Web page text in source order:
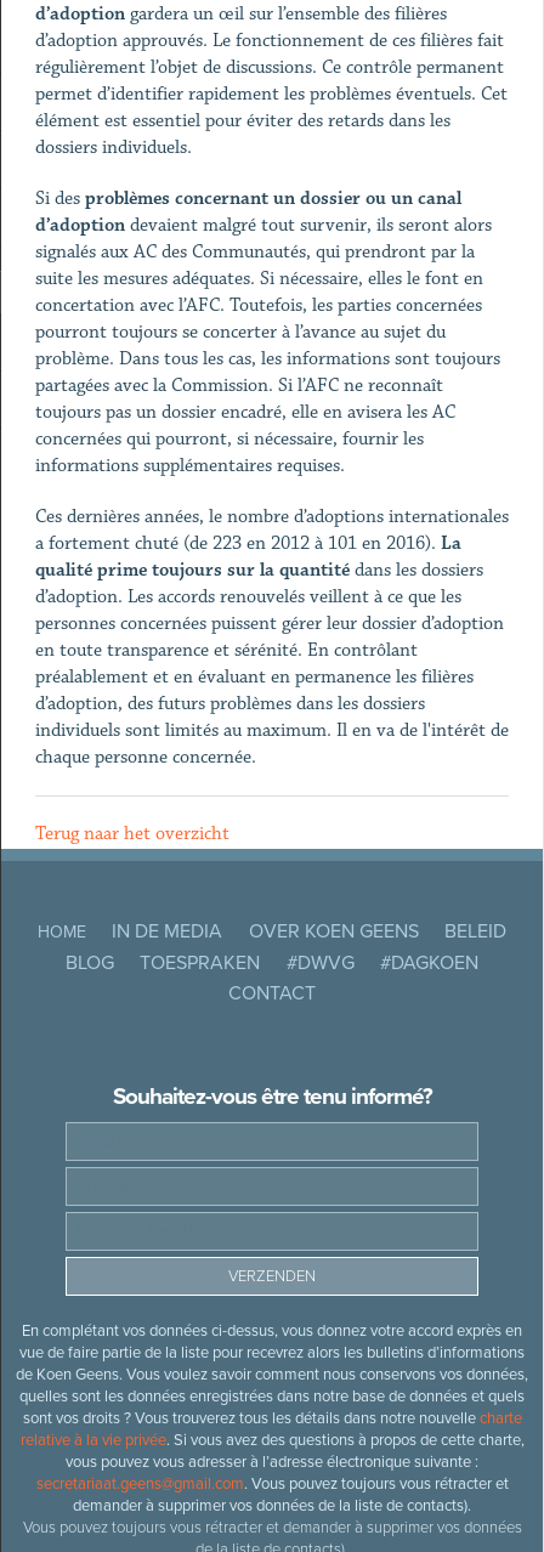
d’adoptiongardera un œil sur l’ensemble des filières
d’adoption approuvés. Le fonctionnement de ces filières fait
régulièrement l’objet de discussions. Ce contrôle permanent
permet d’identifier rapidement les problèmes éventuels. Cet
élément est essentiel pour éviter des retards dans les
dossiers individuels.
Si des problèmes concernant un dossier ou un canal
d’adoptiondevaient malgré tout survenir, ils seront alors
signalés aux AC des Communautés, qui prendront par la
suite les mesures adéquates. Si nécessaire, elles le font en
concertation avec l’AFC. Toutefois, les parties concernées
pourront toujours se concerter à l’avance au sujet du
problème. Dans tous les cas, les informations sont toujours
partagées avec la Commission. Si l’AFC ne reconnaît
toujours pas un dossier encadré, elle en avisera les AC
concernées qui pourront, si nécessaire, fournir les
informations supplémentaires requises.
Ces dernières années, le nombre d’adoptions internationales
a fortement chuté (de 223 en 2012 à 101 en 2016). La
qualité prime toujours sur la quantitédans les dossiers
d’adoption. Les accords renouvelés veillent à ce que les
personnes concernées puissent gérer leur dossier d’adoption
en toute transparence et sérénité. En contrôlant
préalablement et en évaluant en permanence les filières
d’adoption, des futurs problèmes dans les dossiers
individuels sont limités au maximum. Il en va de l'intérêt de
chaque personne concernée.
Terug naar het overzicht
HOME IN DE MEDIA OVER KOEN GEENS
BELEID
BLOG
TOESPRAKEN #DWVG
#DAGKOEN
CONTACT
Souhaitez-vous être tenu informé?
En complétant vos données ci-dessus, vous donnez votre accord exprès en
vue de faire partie de la liste pour recevrez alors les bulletins d’informations
de Koen Geens. Vous voulez savoir comment nous conservons vos données,
quelles sont les données enregistrées dans notre base de données et quels
sont vos droits ? Vous trouverez tous les détails dans notre nouvellecharte
relative à la vie privée. Si vous avez des questions à propos de cette charte,
vous pouvez vous adresser à l’adresse électronique suivante :
secretariaat.geens@gmail.com. Vous pouvez toujours vous rétracter et
demander à supprimer vos données de la liste de contacts).
Vous pouvez toujours vous rétracter et demander à supprimer vos données